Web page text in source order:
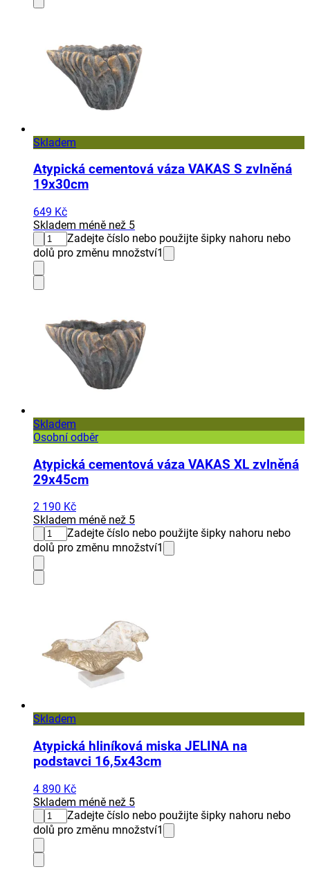
Skladem
Atypická cementová váza VAKAS S zvlněná
19x30cm
649 Kč
Skladem méně než 5
Zadejte číslo nebo použijte šipky nahoru nebo
dolů pro změnu množství1
Skladem
Osobní odběr
Atypická cementová váza VAKAS XL zvlněná
29x45cm
2 190 Kč
Skladem méně než 5
Zadejte číslo nebo použijte šipky nahoru nebo
dolů pro změnu množství1
Skladem
Atypická hliníková miska JELINA na
podstavci 16,5x43cm
4 890 Kč
Skladem méně než 5
Zadejte číslo nebo použijte šipky nahoru nebo
dolů pro změnu množství1